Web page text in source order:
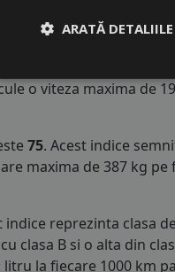
meteo extreme sa
este
o viteza maxima de
75. Acest indice
maxima de 387 kg
indice reprezinta clasa
clasa B si o alta din
la fiecare 1000 km
ARATĂ DETALIILE